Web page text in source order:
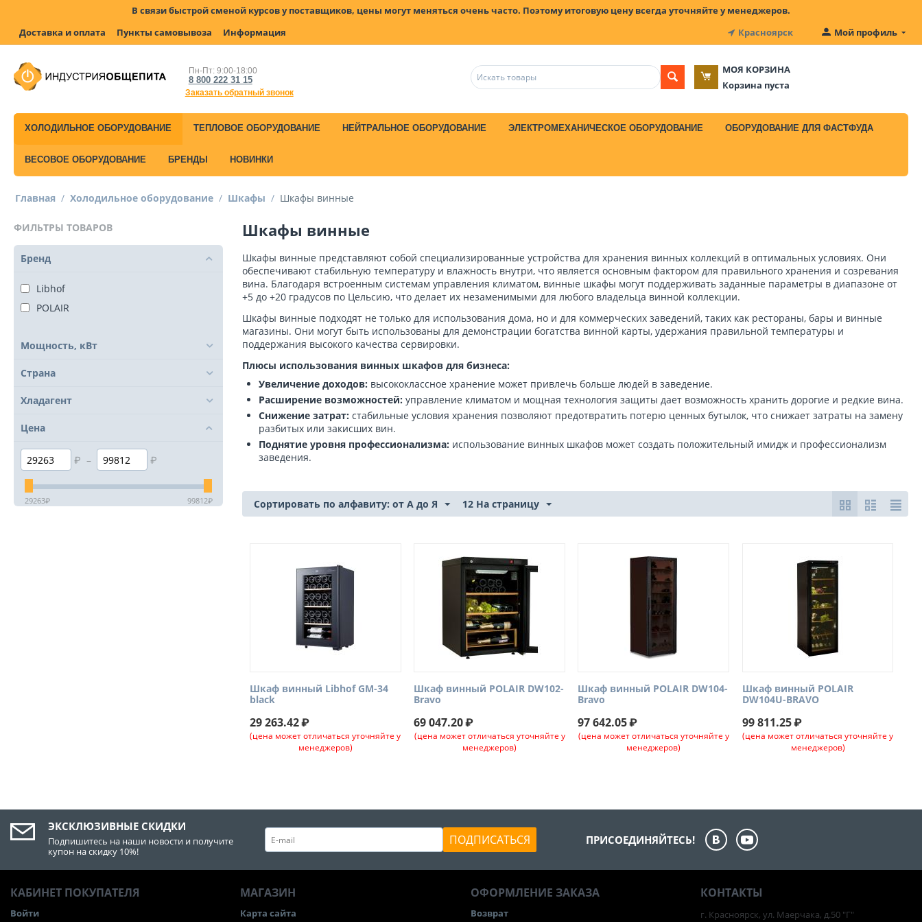
В связи быстрой сменой курсов у поставщиков, цены могут меняться очень часто. Поэтому итоговую цену всегда уточняйте у менеджеров.
Доставка и оплата
Пункты самовывоза Информация Красноярск Мой профиль
Пн-Пт: 9:00-18:00
8 800 222 31 15
Заказать обратный звонок
МОЯ КОРЗИНА
Корзина пуста
ХОЛОДИЛЬНОЕ ОБОРУДОВАНИЕ ТЕПЛОВОЕ ОБОРУДОВАНИЕ НЕЙТРАЛЬНОЕ ОБОРУДОВАНИЕ ЭЛЕКТРОМЕХАНИЧЕСКОЕ ОБОРУДОВАНИЕ ОБОРУДОВАНИЕ ДЛЯ ФАСТФУДА
ВЕСОВОЕ ОБОРУДОВАНИЕ БРЕНДЫ НОВИНКИ
Главная / Холодильное оборудование / Шкафы / Шкафы винные
ФИЛЬТРЫ ТОВАРОВ
Бренд
Libhof
POLAIR
Мощность, кВт
Страна
Хладагент
Цена
₽ – ₽
29263₽ 99812₽
Шкафы винные
Шкафы винные представляют собой специализированные устройства для хранения винных коллекций в оптимальных условиях. Они
обеспечивают стабильную температуру и влажность внутри, что является основным фактором для правильного хранения и созревания
вина. Благодаря встроенным системам управления климатом, винные шкафы могут поддерживать заданные параметры в диапазоне от
+5 до +20 градусов по Цельсию, что делает их незаменимыми для любого владельца винной коллекции.
Шкафы винные подходят не только для использования дома, но и для коммерческих заведений, таких как рестораны, бары и винные
магазины. Они могут быть использованы для демонстрации богатства винной карты, удержания правильной температуры и
поддержания высокого качества сервировки.
Плюсы использования винных шкафов для бизнеса:
Увеличение доходов: высококлассное хранение может привлечь больше людей в заведение.
Расширение возможностей: управление климатом и мощная технология защиты дает возможность хранить дорогие и редкие вина.
Снижение затрат: стабильные условия хранения позволяют предотвратить потерю ценных бутылок, что снижает затраты на замену
разбитых или закисших вин.
Поднятие уровня профессионализма: использование винных шкафов может создать положительный имидж и профессионализм
заведения.
Сортировать по алфавиту: от А до Я 12 На страницу
Шкаф винный Libhof GM-34
black
29 263.42₽
(цена может отличаться уточняйте у
менеджеров)
Шкаф винный POLAIR DW102-
Bravo
69 047.20₽
(цена может отличаться уточняйте у
менеджеров)
Шкаф винный POLAIR DW104-
Bravo
97 642.05₽
(цена может отличаться уточняйте у
менеджеров)
Шкаф винный POLAIR
DW104U-BRAVO
99 811.25₽
(цена может отличаться уточняйте у
менеджеров)
ЭКСКЛЮЗИВНЫЕ СКИДКИ
Подпишитесь на наши новости и получите
купон на скидку 10%!
ПОДПИСАТЬСЯ ПРИСОЕДИНЯЙТЕСЬ!
КАБИНЕТ ПОКУПАТЕЛЯ
Войти
МАГАЗИН
Карта сайта
ОФОРМЛЕНИЕ ЗАКАЗА
Возврат
КОНТАКТЫ
г. Красноярск, ул. Маерчака, д.50 "Г"